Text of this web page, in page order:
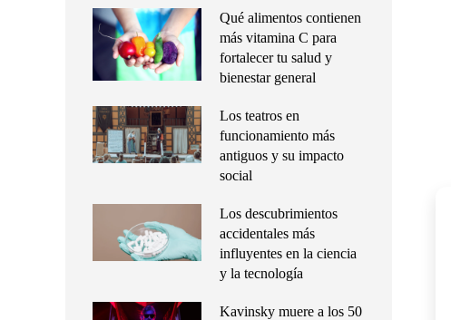
Qué alimentos contienen
más vitamina C para
fortalecer tu salud y
bienestar general
Los teatros en
funcionamiento más
antiguos y su impacto
social
Los descubrimientos
accidentales más
influyentes en la ciencia
y la tecnología
Kavinsky muere a los 50